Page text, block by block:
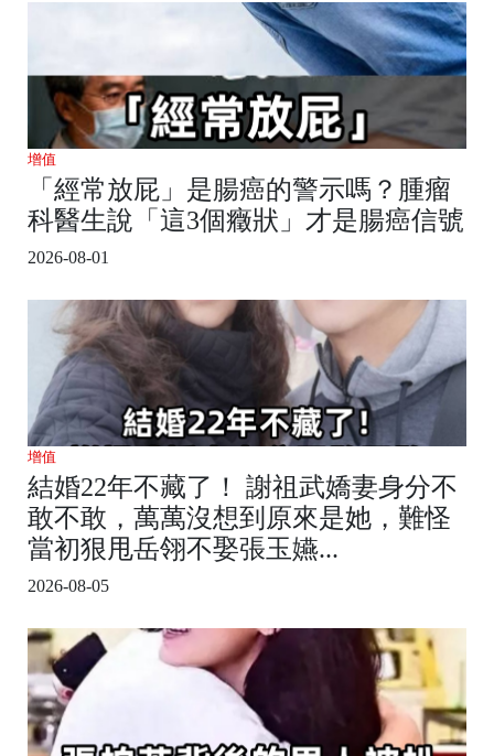
增值
「經常放屁」是腸癌的警示嗎？腫瘤
科醫生說「這3個癥狀」才是腸癌信號
2026-08-01
增值
結婚22年不藏了！ 謝祖武嬌妻身分不
敢不敢，萬萬沒想到原來是她，難怪
當初狠甩岳翎不娶張玉嬿...
2026-08-05